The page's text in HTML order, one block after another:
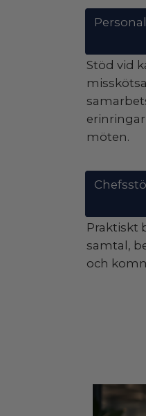
Stöd vid
möten.
Praktiskt
samtal,
och